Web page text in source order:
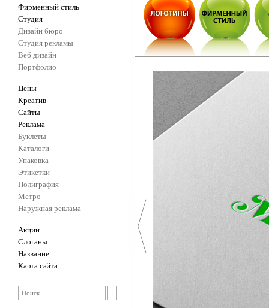
Фирменный стиль
Студия
Дизайн бюро
Студия рекламы
Веб дизайн
Портфолио
Цены
Креатив
Сайты
Реклама
Буклеты
Каталоги
Упаковка
Этикетки
Полиграфия
Метро
Наружная реклама
Акции
Слоганы
Название
Карта сайта